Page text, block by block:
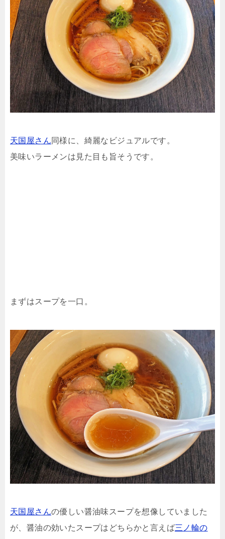
天国屋さん同様に、綺麗なビジュアルです。
美味いラーメンは見た目も旨そうです。
まずはスープを一口。
天国屋さんの優しい醤油味スープを想像していました
が、醤油の効いたスープはどちらかと言えば三ノ輪の